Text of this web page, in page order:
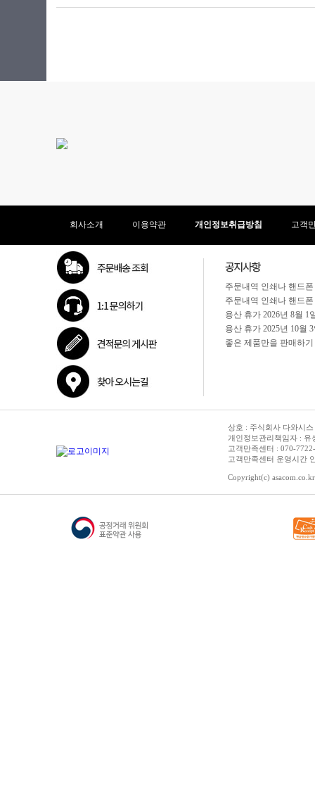
회사소개 이용약관 개인정보취급방침 고객
상호 : 주식회사 다와시
개인정보관리책임자 : 유
고객만족센터 : 070-
고객만족센터 운영시간
Copyright(c)